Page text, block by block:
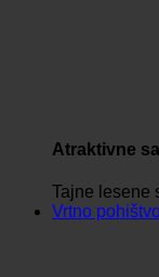
Atraktivne
Tajne lesene
Vrtno